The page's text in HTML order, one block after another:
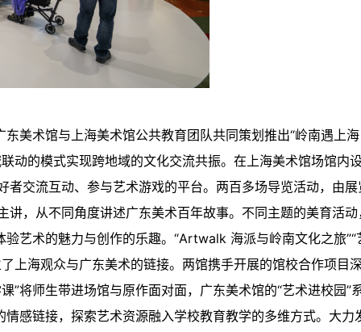
美术馆与上海美术馆公共教育团队共同策划推出“岭南遇上海
动的模式实现跨地域的文化交流共振。在上海美术馆场馆内
交流互动、参与艺术游戏的平台。两百多场导览活动，由展
，从不同角度讲述广东美术百年故事。不同主题的美育活动
艺术的魅力与创作的乐趣。“Artwalk 海派与岭南文化之旅”“
上海观众与广东美术的链接。两馆携手开展的馆校合作项目深
”将师生带进场馆与原作面对面，广东美术馆的“艺术进校园”
感链接，探索艺术资源融入学校教育教学的多维方式。大力